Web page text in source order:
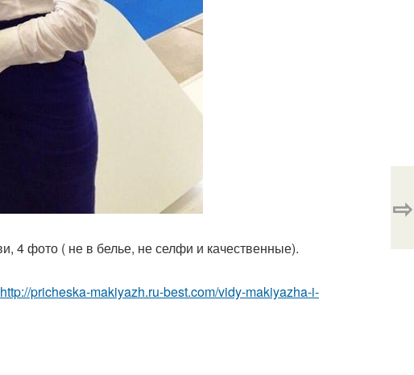
4 фото ( не в белье, не селфи и качественные).
http://pricheska-makiyazh.ru-best.com/vidy-makiyazha-i-
⇨